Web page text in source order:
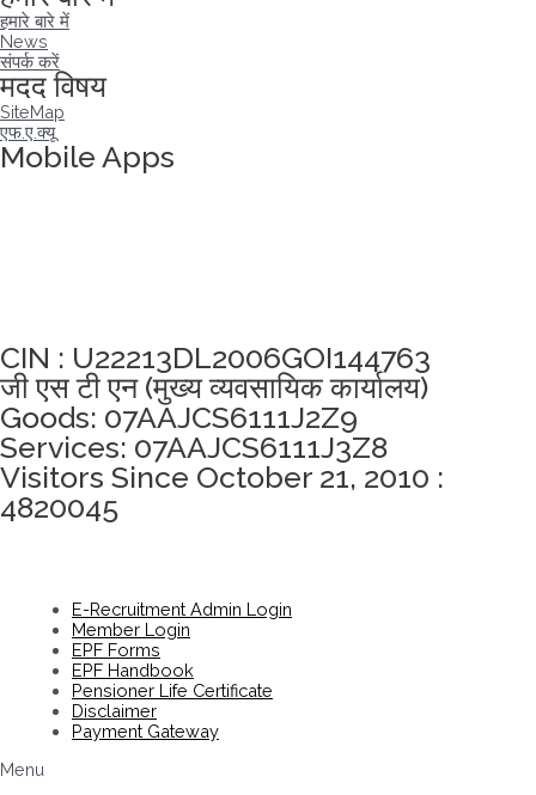
हमारे बारे में
News
संपर्क करें
मदद विषय
SiteMap
एफ.ए.क्यू
Mobile Apps
CIN : U22213DL2006GOI144763
जी एस टी एन (मुख्य व्यवसायिक कार्यालय)
Goods: 07AAJCS6111J2Z9
Services: 07AAJCS6111J3Z8
Visitors Since October 21, 2010 :
4820045
E-Recruitment Admin Login
Member Login
EPF Forms
EPF Handbook
Pensioner Life Certificate
Disclaimer
Payment Gateway
Menu